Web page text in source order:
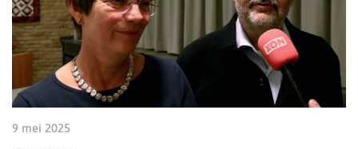
9 mei 2025